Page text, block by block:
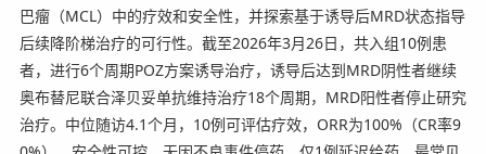
巴瘤（MCL）中的疗效和安全性，并探索基于诱导后MRD状态指导
后续降阶梯治疗的可行性。截至2026年3月26日，共入组10例患
者，进行6个周期POZ方案诱导治疗，诱导后达到MRD阴性者继续
奥布替尼联合泽贝妥单抗维持治疗18个周期，MRD阳性者停止研究
治疗。中位随访4.1个月，10例可评估疗效，ORR为100%（CR率9